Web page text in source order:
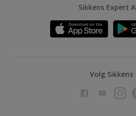
Sikkens Expert
Volg Sikkens